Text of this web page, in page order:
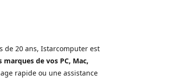
de 20 ans, Istarcomputer est
de vos PC, Mac,
rapide ou une assistance